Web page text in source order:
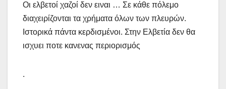
Οι ελβετοί χαζοί δεν ειναι … Σε κάθε πόλεμο
διαχειρίζονται τα χρήματα όλων των πλευρών.
Ιστορικά πάντα κερδισμένοι. Στην Ελβετία δεν θα
ισχυει ποτε κανενας περιορισμός
.